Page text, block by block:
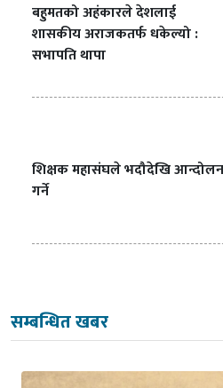
बहुमतको अहंकारले देशलाई
शासकीय अराजकतर्फ धकेल्यो :
सभापति थापा
शिक्षक महासंघले भदौदेखि आन्दोलन
गर्ने
सम्बन्धित खबर